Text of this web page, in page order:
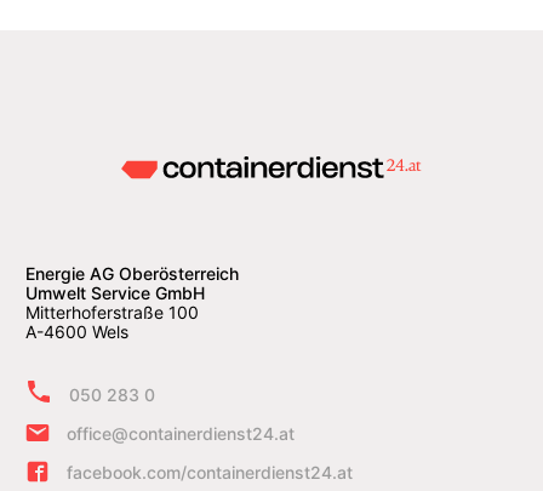
Energie AG Oberösterreich
Umwelt Service GmbH
Mitterhoferstraße 100
A-4600 Wels
050 283 0
office@containerdienst24.at
facebook.com/containerdienst24.at